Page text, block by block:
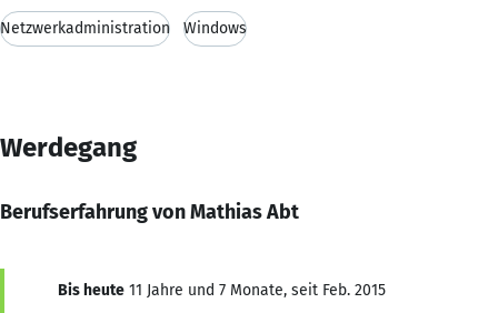
Netzwerkadministration Windows
Werdegang
Berufserfahrung von Mathias Abt
Bis heute 11 Jahre und 7 Monate, seit Feb. 2015